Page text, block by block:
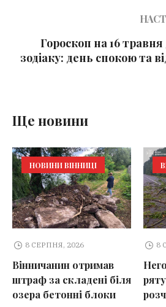
Гороскоп на 16 травня
зодіаку: день спокою та
Ще новини
НОВИНИ ВІННИЦІ
8 СЕРПНЯ, 2026
Вінничанин отримав
штраф за складені біля
озера бетонні блоки
8